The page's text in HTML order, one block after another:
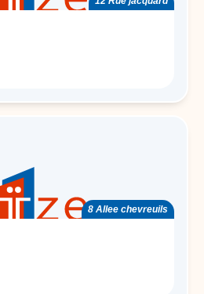
8 Allee chevreuils